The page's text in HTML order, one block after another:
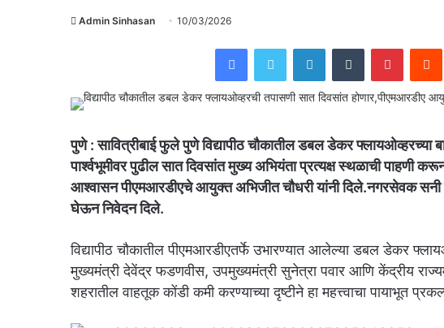
Admin Sinhasan 10/03/2026
FacebookTwitterLinkedInTumblr
पुणे : सावित्रीबाई फुले पुणे विद्यापीठ चौकातील डबल डेकर फ्लायओव्हरच्या
पार्श्वभूमीवर पुढील सात दिवसांत मुख्य अभियंता प्रत्यक्ष स्थळाची पाहणी
आश्वासन पीएमआरडीएचे आयुक्त अभिजीत चौधरी यांनी दिले.नगरसेवक सनी
घेऊन निवेदन दिले.
विद्यापीठ चौकातील पीएमआरडीएतर्फे उभारण्यात आलेल्या डबल डेकर
मुख्यमंत्री देवेंद्र फडणवीस, उपमुख्यमंत्री सुनेत्रा पवार आणि केंद्रीय
शहरातील वाहतूक कोंडी कमी करण्याच्या दृष्टीने हा महत्त्वाचा पायाभूत